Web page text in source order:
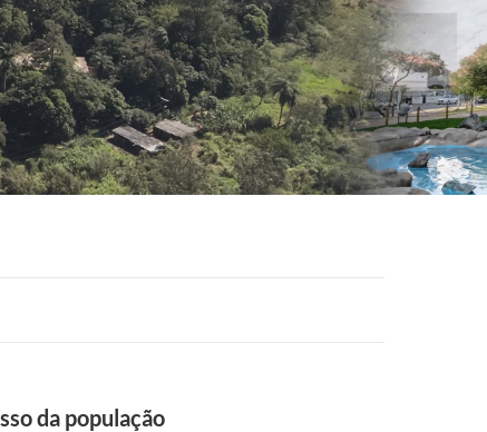
da população